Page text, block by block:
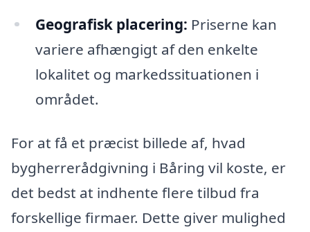
Geografisk placering: Priserne kan
variere afhængigt af den enkelte
lokalitet og markedssituationen i
området.
For at få et præcist billede af, hvad
bygherrerådgivning i Båring vil koste, er
det bedst at indhente flere tilbud fra
forskellige firmaer. Dette giver mulighed